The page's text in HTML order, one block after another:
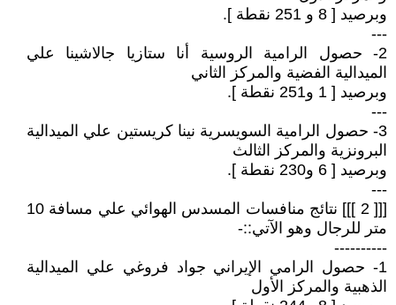
وبرصيد [ 8 و 251 نقطة ].
---
2- حصول الرامية الروسية أنا ستازيا جالاشينا علي
الميدالية الفضية والمركز الثاني
وبرصيد [ 1 و251 نقطة ].
---
3- حصول الرامية السويسرية نينا كريستين علي الميدالية
البرونزية والمركز الثالث
وبرصيد [ 6 و230 نقطة ].
---
[[[ 2 ]]] نتائج منافسات المسدس الهوائي علي مسافة 10
متر للرجال وهو الآتي::-
----------
1- حصول الرامي الإيراني جواد فروغي علي الميدالية
الذهبية والمركز الأول